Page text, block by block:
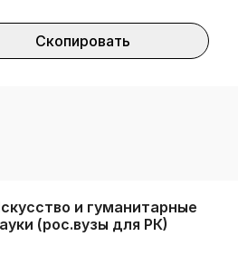
Скопировать
и гуманитарные
(рос.вузы для РК)